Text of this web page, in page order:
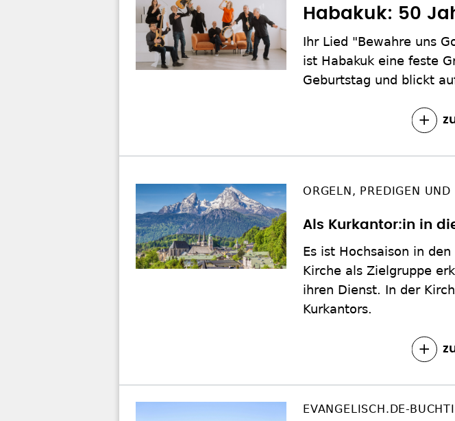
Habakuk: 50
Ihr Lied "Bewahre uns
ist Habakuk eine feste
Geburtstag und blickt
ORGELN, PREDIGEN UND
Als Kurkantor:in in
Es ist Hochsaison in
Kirche als Zielgruppe
ihren Dienst. In der
Kurkantors.
EVANGELISCH.DE-